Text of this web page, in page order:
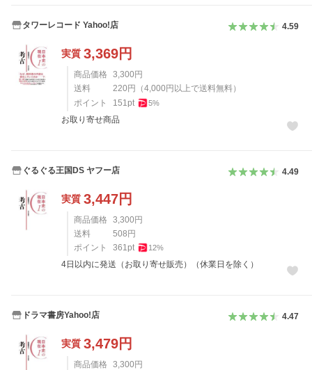
タワーレコード Yahoo!店 4.59
実質 3,369円
商品価格 3,300 円
送料
220 円 （4,000 円以上で送料無料）
ポイント
151pt 5%
お取り寄せ商品
ぐるぐる王国DS ヤフー店 4.49
実質 3,447円
商品価格 3,300 円
送料
508 円
ポイント
361pt 12%
4日以内に発送（お取り寄せ販売）（休業日を除く）
ドラマ書房Yahoo!店 4.47
実質 3,479円
商品価格 3,300 円